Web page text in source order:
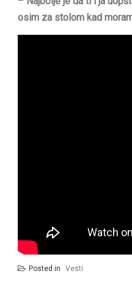
osim za stolom kad
Posted in Vesti